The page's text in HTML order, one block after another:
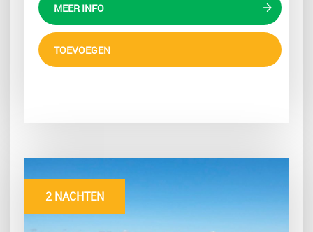
MEER INFO
TOEVOEGEN
2 NACHTEN